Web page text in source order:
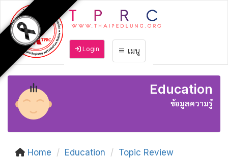
เมนู
Login
Education
ข้อมูลความรู้
Home Education Topic Review